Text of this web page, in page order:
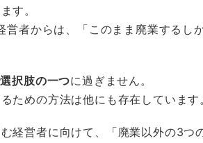
す。
者からは、「このまま廃業するし
択肢の一つに過ぎません。
ための方法は他にも存在しています
経営者に向けて、「廃業以外の3つ